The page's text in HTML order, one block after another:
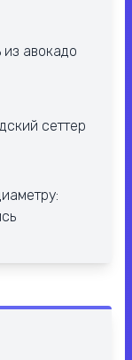
из авокадо
сеттер